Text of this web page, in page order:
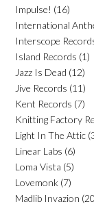
Impulse! (16)
International
Interscope
Island Records (1)
Jazz Is Dead (12)
Jive Records (11)
Kent Records (7)
Knitting Factory
Light In The Attic
Linear Labs (6)
Loma Vista (5)
Lovemonk (7)
Madlib Invazion